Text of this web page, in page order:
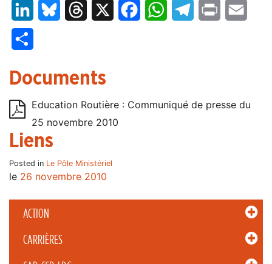
ACTION
CARRIÈRES
LinkedInBluesky Threads FacebookWhatsAppTelegram
Print
Documents
Education Routière : Communiqué de presse du
25 novembre 2010
Liens
Posted in Le Pôle Ministériel
le 26 novembre 2010